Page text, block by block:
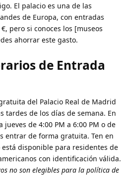
El palacio es una de las
de Europa, con entradas
pero si conoces los [museos
ahorrar este gasto.
de Entrada
del Palacio Real de Madrid
tardes de los días de semana. En
de 4:00 PM a 6:00 PM o de
entrar de forma gratuita. Ten en
disponible para residentes de
con identificación válida.
no son elegibles para la política de